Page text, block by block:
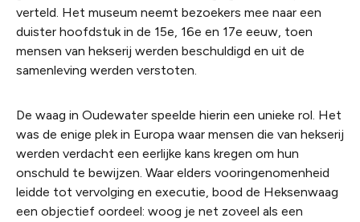
verteld. Het museum neemt bezoekers mee naar een
duister hoofdstuk in de 15e, 16e en 17e eeuw, toen
mensen van hekserij werden beschuldigd en uit de
samenleving werden verstoten.
De waag in Oudewater speelde hierin een unieke rol. Het
was de enige plek in Europa waar mensen die van hekserij
werden verdacht een eerlijke kans kregen om hun
onschuld te bewijzen. Waar elders vooringenomenheid
leidde tot vervolging en executie, bood de Heksenwaag
een objectief oordeel: woog je net zoveel als een